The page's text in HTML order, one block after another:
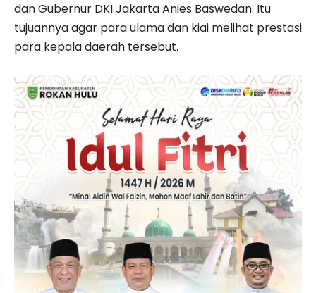
dan Gubernur DKI Jakarta Anies Baswedan. Itu
tujuannya agar para ulama dan kiai melihat prestasi
para kepala daerah tersebut.